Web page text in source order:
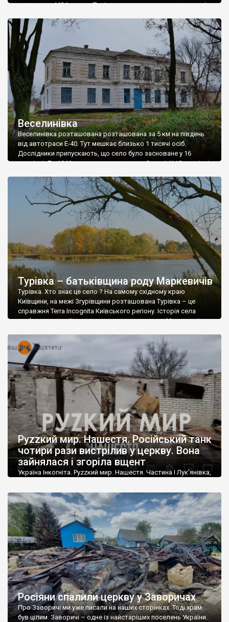
датуються 1624 роком. Тоді це поселення належало княгині
та козаки Гоголівської сотні. Після Корецької плосківськими
землями володіла родина Виговських, потім вони […]
Веселинівка
Веселинівка розташована розташована за 5 км на південь
від автотраси Е-40. Тут мешкає близько 1 тисячі осіб.
Дослідники припускають, що село було засноване у 16
столітті. До 1946 року воно називалося Скопці. У 18 столітті
Переяславського полку. Пізніше належало різним
власникам, які були вихідцями із козацьких […]
Турівка – батьківщина роду Маркевичів
Турівка. Хто знає це село ? На самому східному краю
Київщини, на межі Згурівщини розташована Турівка – це
справжня Terra Incognita Київського регіону. Історія села
пов’язана з українським старшинським родом Маркевичів та
Колишній парк Маркевичей у Турівці Тут мешкав і похований
Микола Андрійович Маркевич ( р.ж. […]
Руzzкий мир. Нашестя. Російський танк
чотири рази вистрілив у церкву. Вона
зайнялася і згоріла вщент
Україна Інкогніта. Руzzкий мир. Нашестя. Частина І Лук’янівка,
орда перетнула кордон і трасою Н 07, повз Суми,
попрямувала у напрямку Києва. Вже за добу загарбники були
на межі Чернігівської та Київської областей. Сили української
територіальної оборони зупинили ворогів на лінії заплави
річки Трубіж. Звідси росіяни, великими загонами […]
Росіяни спалили церкву у Заворичах
Про Заворичі ми уже писали на наших сторінках. Тоді храм
був цілим. Заворичі – одне із найстаріших поселень України.